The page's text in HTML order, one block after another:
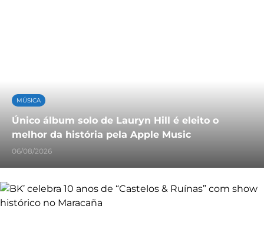
MÚSICA
Único álbum solo de Lauryn Hill é eleito o
melhor da história pela Apple Music
06/08/2026